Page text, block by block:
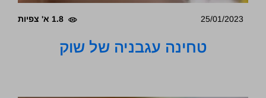
25/01/2023 1.8 א' צפיות
טחינה עגבניה של שוק